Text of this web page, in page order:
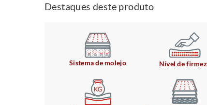
Destaques deste produto
Sistema de molejo Nível de